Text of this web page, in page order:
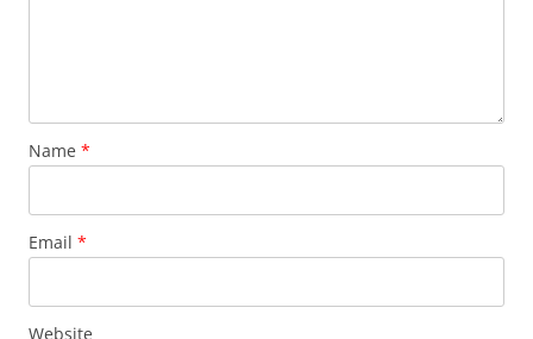
Name *
Email *
Website